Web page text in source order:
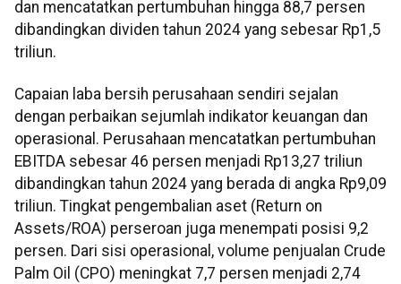
dan mencatatkan pertumbuhan hingga 88,7 persen
dibandingkan dividen tahun 2024 yang sebesar Rp1,5
triliun.
Capaian laba bersih perusahaan sendiri sejalan
dengan perbaikan sejumlah indikator keuangan dan
operasional. Perusahaan mencatatkan pertumbuhan
EBITDA sebesar 46 persen menjadi Rp13,27 triliun
dibandingkan tahun 2024 yang berada di angka Rp9,09
triliun. Tingkat pengembalian aset (Return on
Assets/ROA) perseroan juga menempati posisi 9,2
persen. Dari sisi operasional, volume penjualan Crude
Palm Oil (CPO) meningkat 7,7 persen menjadi 2,74